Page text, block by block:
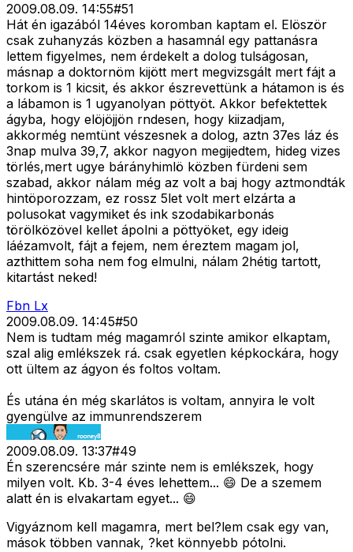
2009.08.09. 14:55#51
Hát én igazából 14éves koromban kaptam el. Elöször
csak zuhanyzás közben a hasamnál egy pattanásra
lettem figyelmes, nem érdekelt a dolog tulságosan,
másnap a doktornöm kijött mert megvizsgált mert fájt a
torkom is 1 kicsit, és akkor észrevettünk a hátamon is és
a lábamon is 1 ugyanolyan pöttyöt. Akkor befektettek
ágyba, hogy elöjöjjön rndesen, hogy kiizadjam,
akkormég nemtünt vészesnek a dolog, aztn 37es láz és
3nap mulva 39,7, akkor nagyon megijedtem, hideg vizes
törlés,mert ugye bárányhimlö közben fürdeni sem
szabad, akkor nálam még az volt a baj hogy aztmondták
hintöporozzam, ez rossz 5let volt mert elzárta a
polusokat vagymiket és ink szodabikarbonás
törölközövel kellet ápolni a pöttyöket, egy ideig
láézamvolt, fájt a fejem, nem éreztem magam jol,
azthittem soha nem fog elmulni, nálam 2hétig tartott,
kitartást neked!
Fbn Lx
2009.08.09. 14:45#50
Nem is tudtam még magamról szinte amikor elkaptam,
szal alig emlékszek rá. csak egyetlen képkockára, hogy
ott ültem az ágyon és foltos voltam.
És utána én még skarlátos is voltam, annyira le volt
gyengülve az immunrendszerem
2009.08.09. 13:37#49
Én szerencsére már szinte nem is emlékszek, hogy
milyen volt. Kb. 3-4 éves lehettem... 😄 De a szemem
alatt én is elvakartam egyet... 😄
Vigyáznom kell magamra, mert bel?lem csak egy van,
mások többen vannak, ?ket könnyebb pótolni.